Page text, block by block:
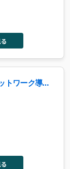
トワーク導入